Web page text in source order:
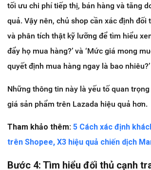
tối ưu chi phí tiếp thị, bán hàng và tăng
quả. Vậy nên, chủ shop cần xác định đối
và phân tích thật kỹ lưỡng để tìm hiểu
đẩy họ mua hàng?’ và ‘Mức giá mong
quyết định mua hàng ngay là bao nhiêu?’
Những thông tin này là yếu tố quan
giá sản phẩm trên Lazada hiệu quả hơn.
Tham khảo thêm: 5 Cách xác định
trên Shopee, X3 hiệu quả chiến dịch
Bước 4: Tìm hiểu đối thủ cạnh